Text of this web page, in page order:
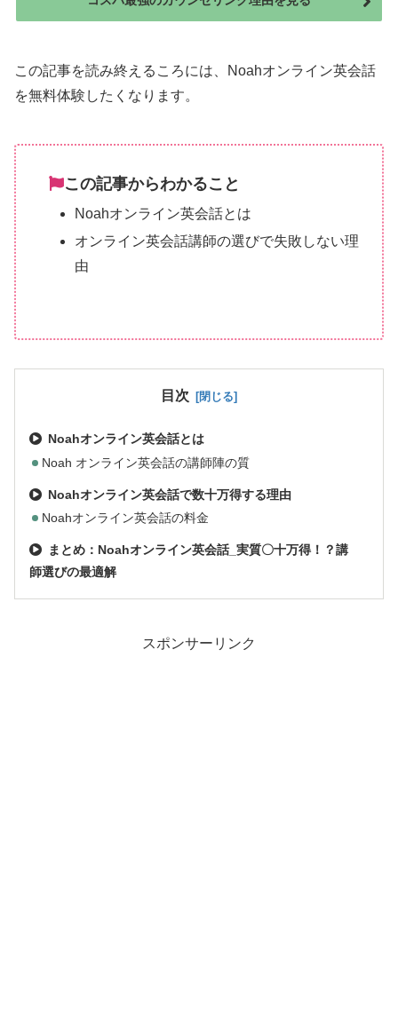
この記事を読み終えるころには、Noahオンライン英会話
を無料体験したくなります。
この記事からわかること
Noahオンライン英会話とは
オンライン英会話講師の選びで失敗しない理
由
目次
Noahオンライン英会話とは
Noah オンライン英会話の講師陣の質
Noahオンライン英会話で数十万得する理由
Noahオンライン英会話の料金
まとめ：Noahオンライン英会話_実質〇十万得！？講
師選びの最適解
スポンサーリンク